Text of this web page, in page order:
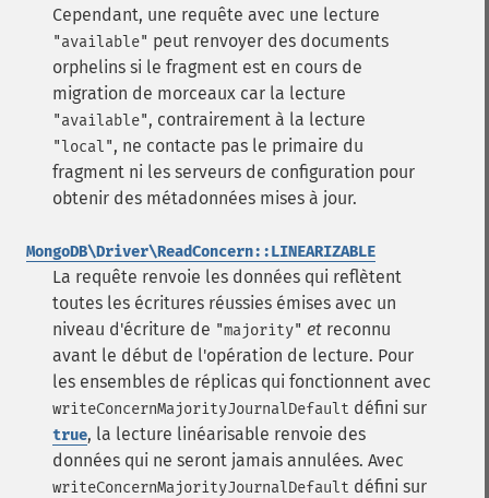
Cependant, une requête avec une lecture
"available" peut renvoyer des documents
orphelins si le fragment est en cours de
migration de morceaux car la lecture
"available", contrairement à la lecture
"local", ne contacte pas le primaire du
fragment ni les serveurs de configuration pour
obtenir des métadonnées mises à jour.
MongoDB\Driver\ReadConcern::LINEARIZABLE
La requête renvoie les données qui reflètent
toutes les écritures réussies émises avec un
niveau d'écriture de "majority" et reconnu
avant le début de l'opération de lecture. Pour
les ensembles de réplicas qui fonctionnent avec
writeConcernMajorityJournalDefault défini sur
true, la lecture linéarisable renvoie des
données qui ne seront jamais annulées. Avec
writeConcernMajorityJournalDefault défini sur